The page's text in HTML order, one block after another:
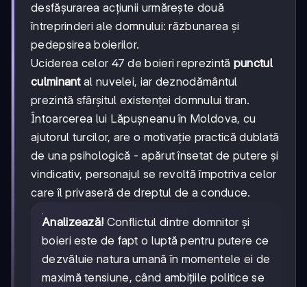
desfășurarea acțiunii urmărește două
întreprinderi ale domnului: răzbunarea și
pedepsirea boierilor.
Uciderea celor 47 de boieri reprezintă punctul
culminantal nuvelei, iar deznodământul
prezintă sfârșitul existenței domnului tiran.
Întoarcerea lui Lăpușneanu în Moldova, cu
ajutorul turcilor, are o motivație practică dublată
de una psihologică - apărut însetat de putere și
vindicativ, personajul se revoltă împotriva celor
care îl privaseră de dreptul de a conduce.
Analizează! Conflictul dintre domnitor și
boieri este de fapt o luptă pentru putere ce
dezvăluie natura umană în momentele ei de
maximă tensiune, când ambițiile politice se